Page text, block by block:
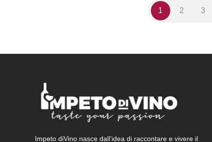
1 2 3
Impeto diVino nasce dall’idea di raccontare e vivere il